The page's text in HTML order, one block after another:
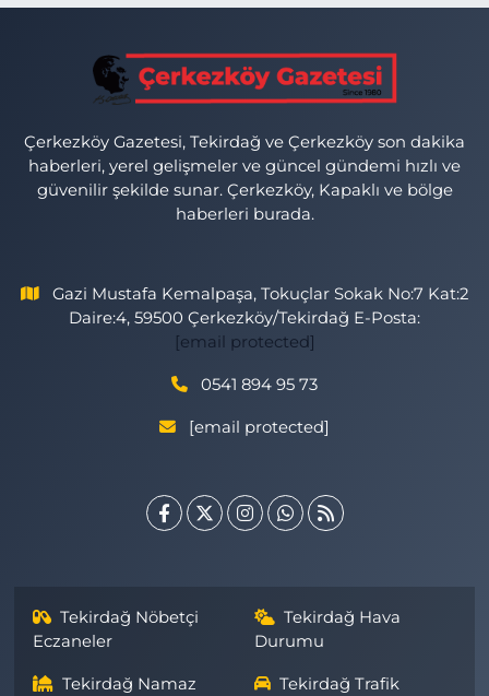
Çerkezköy Gazetesi, Tekirdağ ve Çerkezköy son dakika
haberleri, yerel gelişmeler ve güncel gündemi hızlı ve
güvenilir şekilde sunar. Çerkezköy, Kapaklı ve bölge
haberleri burada.
Gazi Mustafa Kemalpaşa, Tokuçlar Sokak No:7 Kat:2
Daire:4, 59500 Çerkezköy/Tekirdağ E-Posta:
[email protected]
0541 894 95 73
[email protected]
Tekirdağ Nöbetçi
Eczaneler
Tekirdağ Hava
Durumu
Tekirdağ Namaz
Tekirdağ Trafik